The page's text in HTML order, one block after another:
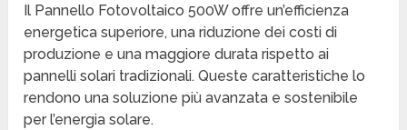
Il Pannello Fotovoltaico 500W offre un’efficienza
energetica superiore, una riduzione dei costi di
produzione e una maggiore durata rispetto ai
pannelli solari tradizionali. Queste caratteristiche lo
rendono una soluzione più avanzata e sostenibile
per l’energia solare.